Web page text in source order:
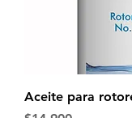
Aceite para